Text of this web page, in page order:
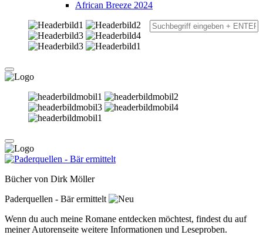
African Breeze 2024
Bücher von Dirk Möller
Paderquellen - Bär ermittelt
Wenn du auch meine Romane entdecken möchtest, findest du auf
meiner Autorenseite weitere Informationen und Leseproben.